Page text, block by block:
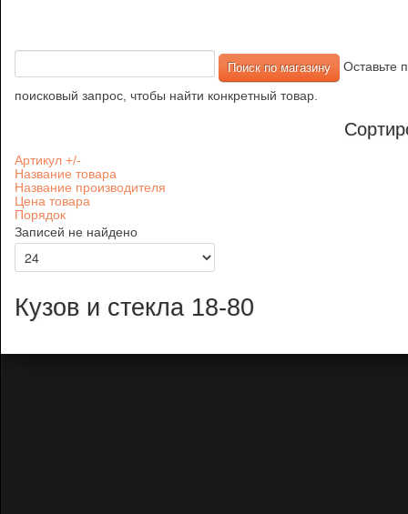
Оставьте
поисковый запрос, чтобы найти конкретный товар.
Артикул +/-
Название товара
Название производителя
Цена товара
Порядок
Записей не найдено
Кузов и стекла 18-80